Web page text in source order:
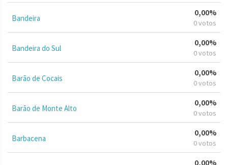
Bandeira
0,00%
0 votos
Bandeira do Sul
0,00%
0 votos
Barão de Cocais
0,00%
0 votos
Barão de Monte Alto
0,00%
0 votos
Barbacena
0,00%
0 votos
0,00%